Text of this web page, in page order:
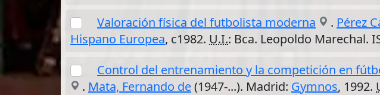
Valoración física del futbolista moderna
. Pérez
Hispano Europea, c1982. U.I.: Bca. Leopoldo Marechal.
Control del entrenamiento y la competición en
. Mata, Fernando de(1947-...). Madrid: Gymnos, 1992.